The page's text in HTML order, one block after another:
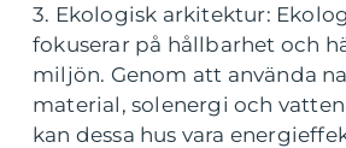
3. Ekologisk arkitektur:
fokuserar på hållbarhet och
miljön. Genom att använda
material, solenergi och
kan dessa hus vara